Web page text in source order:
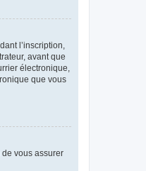
l’inscription,
avant que
électronique,
que vous
de vous assurer